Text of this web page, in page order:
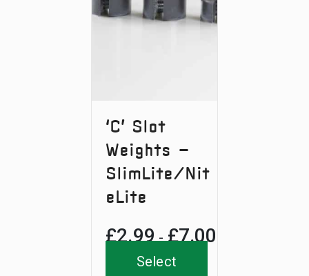
‘C’ Slot
Weights –
SlimLite/Nit
eLite
£2.99 - £7.00
Select